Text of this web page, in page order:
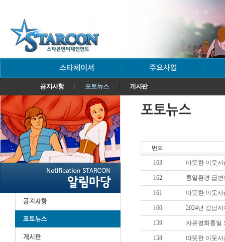
163 따뜻한 이웃
162 통일환경 급
161 따뜻한 이웃
160 2024년 강남
159 자유평화통일
158 따뜻한 이웃